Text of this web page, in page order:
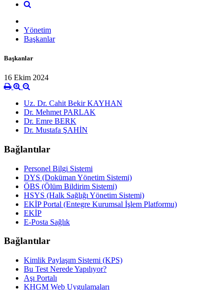
Yönetim
Başkanlar
Başkanlar
16 Ekim 2024
Uz. Dr. Cahit Bekir KAYHAN
Dr. Mehmet PARLAK
Dr. Emre BERK
Dr. Mustafa ŞAHİN
Bağlantılar
Personel Bilgi Sistemi
DYS (Doküman Yönetim Sistemi)
ÖBS (Ölüm Bildirim Sistemi)
HSYS (Halk Sağlığı Yönetim Sistemi)
EKİP Portal (Entegre Kurumsal İşlem Platformu)
EKİP
E-Posta Sağlık
Bağlantılar
Kimlik Paylaşım Sistemi (KPS)
Bu Test Nerede Yapılıyor?
Aşı Portalı
KHGM Web Uygulamaları